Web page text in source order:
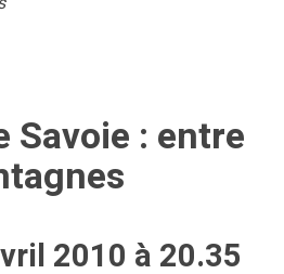
Savoie : entre
2010 à 20.35